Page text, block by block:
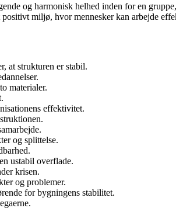
og harmonisk helhed inden for en
miljø, hvor mennesker kan arbejde
at strukturen er stabil.
materialer.
effektivitet.
og splittelse.
ustabil overflade.
krisen.
og problemer.
for bygningens stabilitet.